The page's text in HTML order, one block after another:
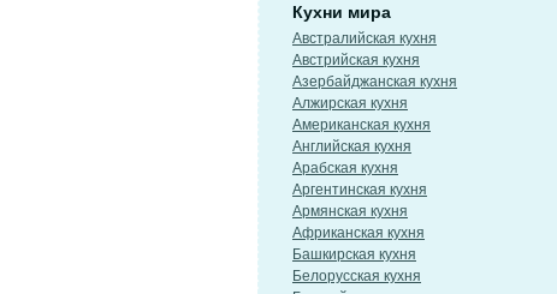
Кухни мира
Австралийская кухня
Австрийская кухня
Азербайджанская кухня
Алжирская кухня
Американская кухня
Английская кухня
Арабская кухня
Аргентинская кухня
Армянская кухня
Африканская кухня
Башкирская кухня
Белорусская кухня